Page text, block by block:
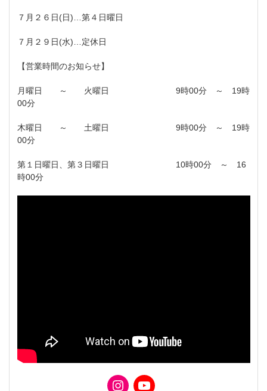
７月２６日(日)…第４日曜日
７月２９日(水)…定休日
【営業時間のお知らせ】
月曜日 ～ 火曜日 9時00分 ～ 19時
00分
木曜日 ～ 土曜日 9時00分 ～ 19時
00分
第１日曜日、第３日曜日 10時00分 ～ 16
時00分